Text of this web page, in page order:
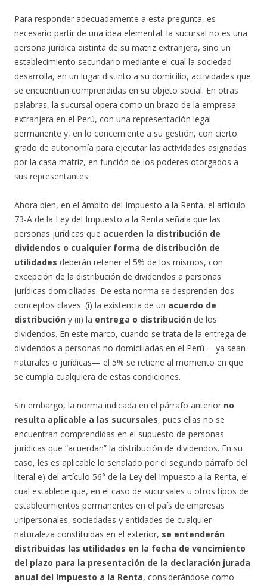
Para responder adecuadamente a esta pregunta, es
necesario partir de una idea elemental: la sucursal no es una
persona jurídica distinta de su matriz extranjera, sino un
establecimiento secundario mediante el cual la sociedad
desarrolla, en un lugar distinto a su domicilio, actividades que
se encuentran comprendidas en su objeto social. En otras
palabras, la sucursal opera como un brazo de la empresa
extranjera en el Perú, con una representación legal
permanente y, en lo concerniente a su gestión, con cierto
grado de autonomía para ejecutar las actividades asignadas
por la casa matriz, en función de los poderes otorgados a
sus representantes.
Ahora bien, en el ámbito del Impuesto a la Renta, el artículo
73-A de la Ley del Impuesto a la Renta señala que las
personas jurídicas que acuerden la distribución de
dividendos o cualquier forma de distribución de
utilidades deberán retener el 5% de los mismos, con
excepción de la distribución de dividendos a personas
jurídicas domiciliadas. De esta norma se desprenden dos
conceptos claves: (i) la existencia de un acuerdo de
distribución y (ii) la entrega o distribución de los
dividendos. En este marco, cuando se trata de la entrega de
dividendos a personas no domiciliadas en el Perú —ya sean
naturales o jurídicas— el 5% se retiene al momento en que
se cumpla cualquiera de estas condiciones.
Sin embargo, la norma indicada en el párrafo anterior no
resulta aplicable a las sucursales, pues ellas no se
encuentran comprendidas en el supuesto de personas
jurídicas que “acuerdan” la distribución de dividendos. En su
caso, les es aplicable lo señalado por el segundo párrafo del
literal e) del artículo 56° de la Ley del Impuesto a la Renta, el
cual establece que, en el caso de sucursales u otros tipos de
establecimientos permanentes en el país de empresas
unipersonales, sociedades y entidades de cualquier
naturaleza constituidas en el exterior, se entenderán
distribuidas las utilidades en la fecha de vencimiento
del plazo para la presentación de la declaración jurada
anual del Impuesto a la Renta, considerándose como